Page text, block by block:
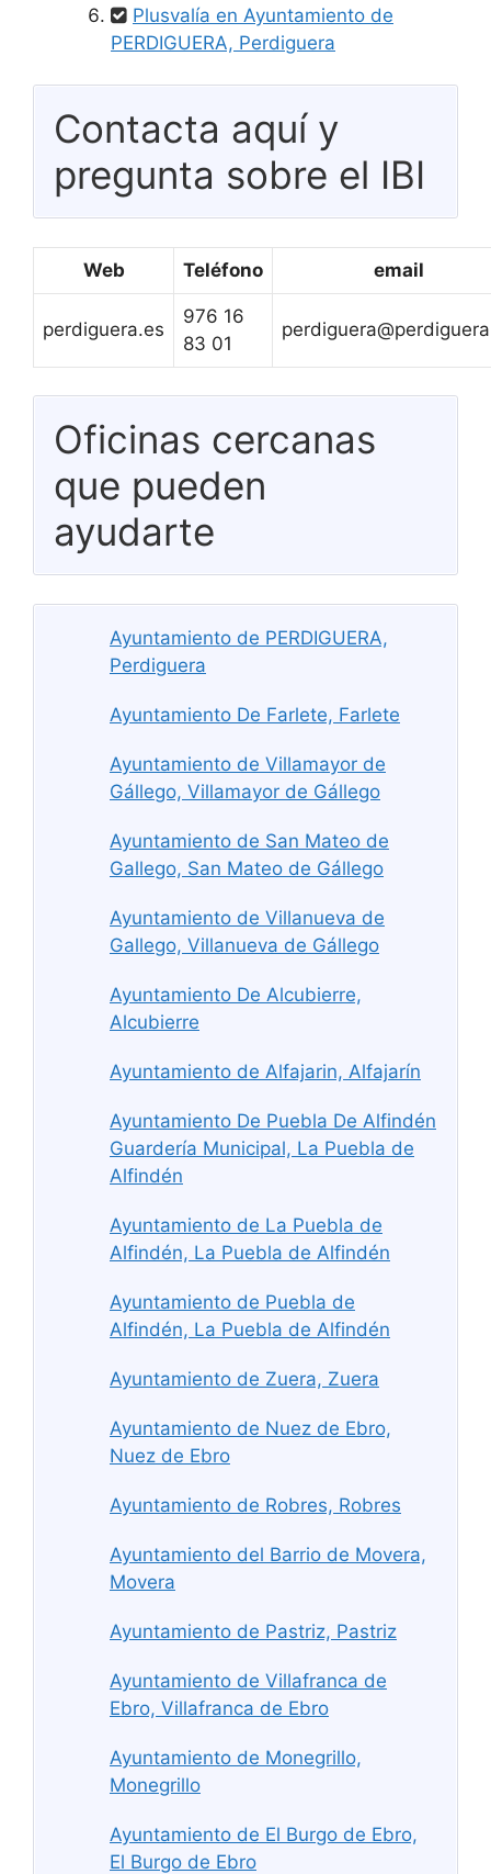
Plusvalía en Ayuntamiento de
PERDIGUERA, Perdiguera
Contacta aquí y
pregunta sobre el IBI
Web Teléfono email
perdiguera.es
976 16
83 01
Oficinas cercanas
que pueden
ayudarte
Ayuntamiento de PERDIGUERA,
Perdiguera
Ayuntamiento De Farlete, Farlete
Ayuntamiento de Villamayor de
Gállego, Villamayor de Gállego
Ayuntamiento de San Mateo de
Gallego, San Mateo de Gállego
Ayuntamiento de Villanueva de
Gallego, Villanueva de Gállego
Ayuntamiento De Alcubierre,
Alcubierre
Ayuntamiento de Alfajarin, Alfajarín
Ayuntamiento De Puebla De Alfindén
Guardería Municipal, La Puebla de
Alfindén
Ayuntamiento de La Puebla de
Alfindén, La Puebla de Alfindén
Ayuntamiento de Puebla de
Alfindén, La Puebla de Alfindén
Ayuntamiento de Zuera, Zuera
Ayuntamiento de Nuez de Ebro,
Nuez de Ebro
Ayuntamiento de Robres, Robres
Ayuntamiento del Barrio de Movera,
Movera
Ayuntamiento de Pastriz, Pastriz
Ayuntamiento de Villafranca de
Ebro, Villafranca de Ebro
Ayuntamiento de Monegrillo,
Monegrillo
Ayuntamiento de El Burgo de Ebro,
El Burgo de Ebro